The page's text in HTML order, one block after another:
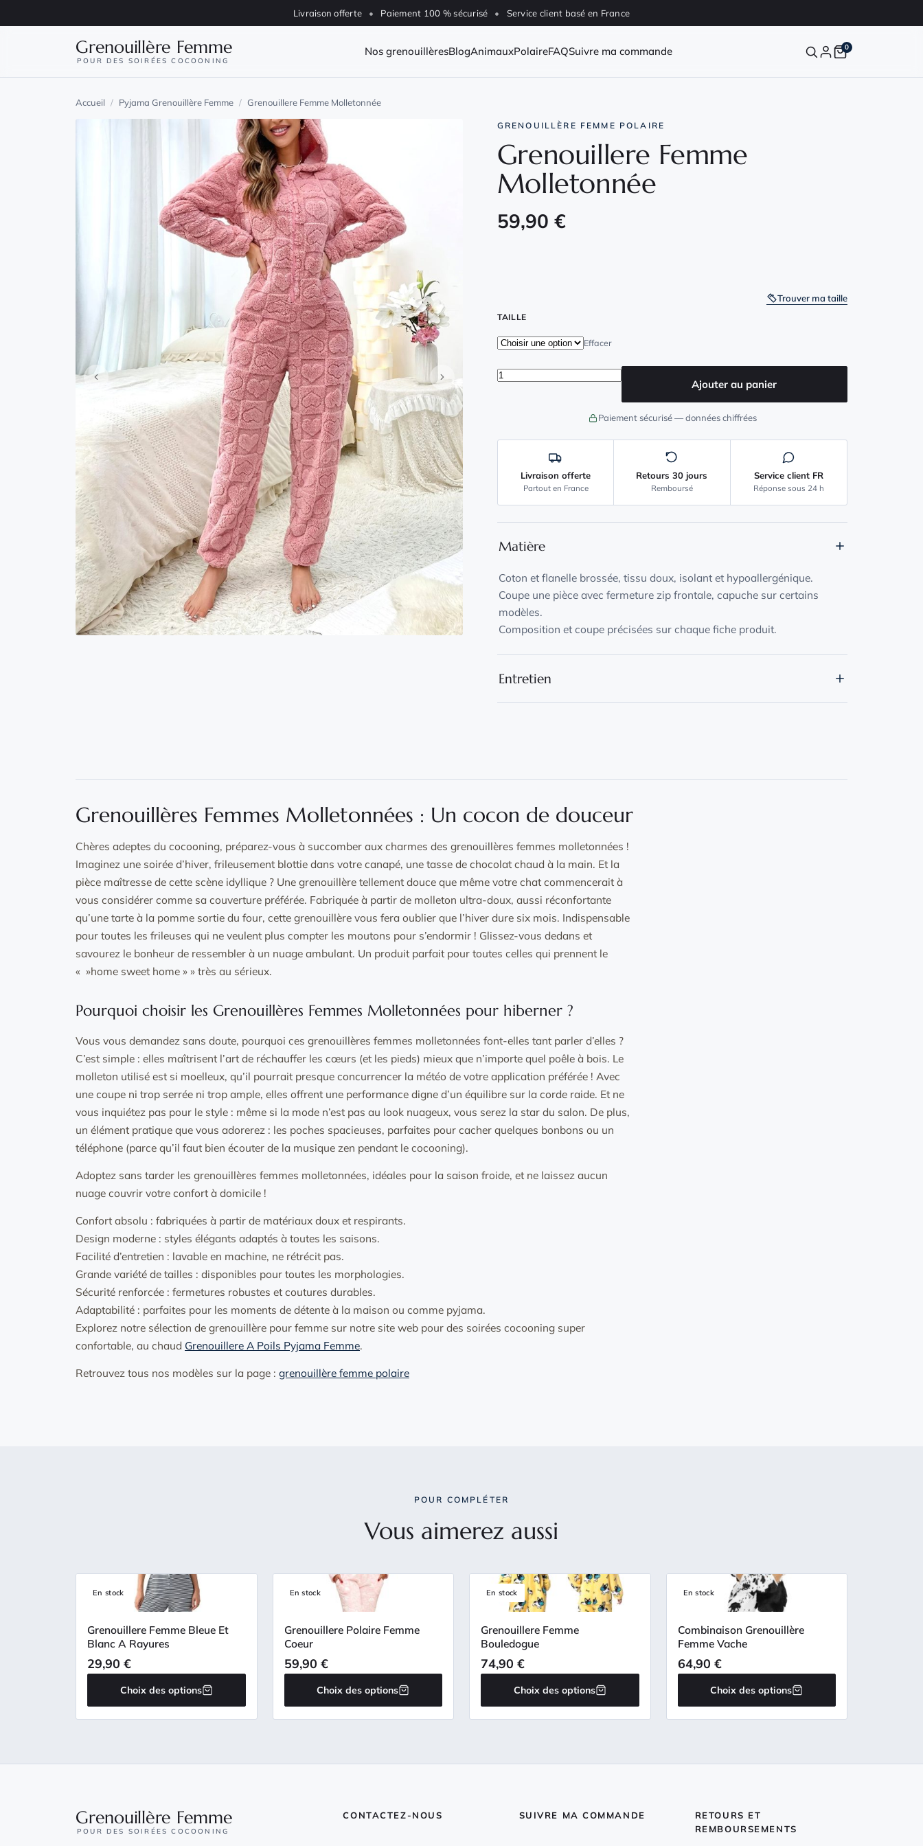
Livraison offerte • Paiement 100 % sécurisé • Service client basé en France
Grenouillère Femme
POUR DES SOIRÉES COCOONING
Nos grenouillèresBlogAnimauxPolaireFAQSuivre ma commande 0
Accueil / Pyjama Grenouillère Femme / Grenouillere Femme Molletonnée
GRENOUILLÈRE FEMME POLAIRE
Grenouillere Femme
Molletonnée
59,90 €
Trouver ma taille
TAILLE
Effacer
quantité de Grenouillere Femme Molletonnée
Ajouter au panier
Paiement sécurisé — données chiffrées
Livraison offerte
Partout en France
Retours 30 jours
Remboursé
Service client FR
Réponse sous 24 h
Matière
Coton et flanelle brossée, tissu doux, isolant et hypoallergénique.
Coupe une pièce avec fermeture zip frontale, capuche sur certains
modèles.
Composition et coupe précisées sur chaque fiche produit.
Entretien
Grenouillères Femmes Molletonnées : Un cocon de douceur
Chères adeptes du cocooning, préparez-vous à succomber aux charmes des grenouillères femmes molletonnées !
Imaginez une soirée d’hiver, frileusement blottie dans votre canapé, une tasse de chocolat chaud à la main. Et la
pièce maîtresse de cette scène idyllique ? Une grenouillère tellement douce que même votre chat commencerait à
vous considérer comme sa couverture préférée. Fabriquée à partir de molleton ultra-doux, aussi réconfortante
qu’une tarte à la pomme sortie du four, cette grenouillère vous fera oublier que l’hiver dure six mois. Indispensable
pour toutes les frileuses qui ne veulent plus compter les moutons pour s’endormir ! Glissez-vous dedans et
savourez le bonheur de ressembler à un nuage ambulant. Un produit parfait pour toutes celles qui prennent le
« »home sweet home » » très au sérieux.
Pourquoi choisir les Grenouillères Femmes Molletonnées pour hiberner ?
Vous vous demandez sans doute, pourquoi ces grenouillères femmes molletonnées font-elles tant parler d’elles ?
C’est simple : elles maîtrisent l’art de réchauffer les cœurs (et les pieds) mieux que n’importe quel poêle à bois. Le
molleton utilisé est si moelleux, qu’il pourrait presque concurrencer la météo de votre application préférée ! Avec
une coupe ni trop serrée ni trop ample, elles offrent une performance digne d’un équilibre sur la corde raide. Et ne
vous inquiétez pas pour le style : même si la mode n’est pas au look nuageux, vous serez la star du salon. De plus,
un élément pratique que vous adorerez : les poches spacieuses, parfaites pour cacher quelques bonbons ou un
téléphone (parce qu’il faut bien écouter de la musique zen pendant le cocooning).
Adoptez sans tarder les grenouillères femmes molletonnées, idéales pour la saison froide, et ne laissez aucun
nuage couvrir votre confort à domicile !
Confort absolu : fabriquées à partir de matériaux doux et respirants.
Design moderne : styles élégants adaptés à toutes les saisons.
Facilité d’entretien : lavable en machine, ne rétrécit pas.
Grande variété de tailles : disponibles pour toutes les morphologies.
Sécurité renforcée : fermetures robustes et coutures durables.
Adaptabilité : parfaites pour les moments de détente à la maison ou comme pyjama.
Explorez notre sélection de grenouillère pour femme sur notre site web pour des soirées cocooning super
confortable, au chaud Grenouillere A Poils Pyjama Femme.
Retrouvez tous nos modèles sur la page : grenouillère femme polaire
POUR COMPLÉTER
Vous aimerez aussi
En stock
Grenouillere Femme Bleue Et
Blanc A Rayures
29,90 €
Choix des options
En stock
Grenouillere Polaire Femme
Coeur
59,90 €
Choix des options
En stock
Grenouillere Femme
Bouledogue
74,90 €
Choix des options
En stock
Combinaison Grenouillère
Femme Vache
64,90 €
Choix des options
Grenouillère Femme
POUR DES SOIRÉES COCOONING
CONTACTEZ-NOUS SUIVRE MA COMMANDE
RETOURS ET
REMBOURSEMENTS